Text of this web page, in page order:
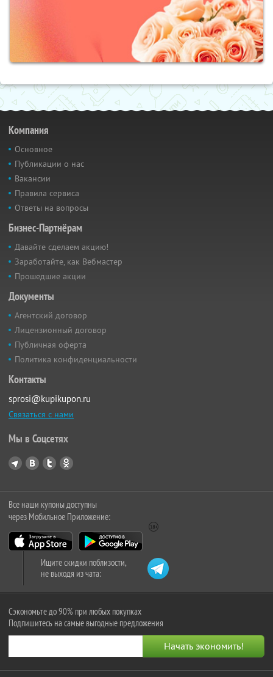
Компания
Основное
Публикации о нас
Вакансии
Правила сервиса
Ответы на вопросы
Бизнес-Партнёрам
Давайте сделаем акцию!
Заработайте, как Вебмастер
Прошедшие акции
Документы
Агентский договор
Лицензионный договор
Публичная оферта
Политика конфиденциальности
Контакты
sprosi@kupikupon.ru
Связаться с нами
Мы в Соцсетях
Все наши купоны доступны
через Мобильное Приложение:
Ищите скидки поблизости,
не выходя из чата:
Сэкономьте до 90% при любых покупках
Подпишитесь на самые выгодные предложения